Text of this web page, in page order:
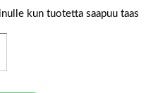
kun tuotetta saapuu taas